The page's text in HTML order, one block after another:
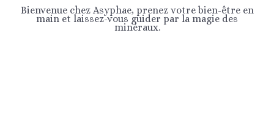
Bienvenue chez Asyphae, prenez votre bien-être en
main et laissez-vous guider par la magie des
minéraux.